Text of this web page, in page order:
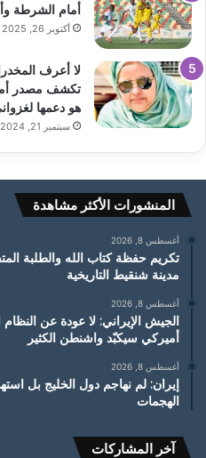
أمام الشرطة
أكتوبر 26, 2025
لا أعرف
تكشف مصدر
هو دعمها
سبتمبر 21, 2024
المنشورات الأكثر مشاهدة
أغسطس 8, 2026
تكريم حفظة كتاب الله والطلبة
مدينة شنقيط التاريخية
أغسطس 8, 2026
الجيش الإيراني: لا عودة عن
أميركي سيكبّد واشنطن الكثير
أغسطس 8, 2026
إيران: لم نهاجم دول الخليج بل
الهجمات
آخر المشاركات